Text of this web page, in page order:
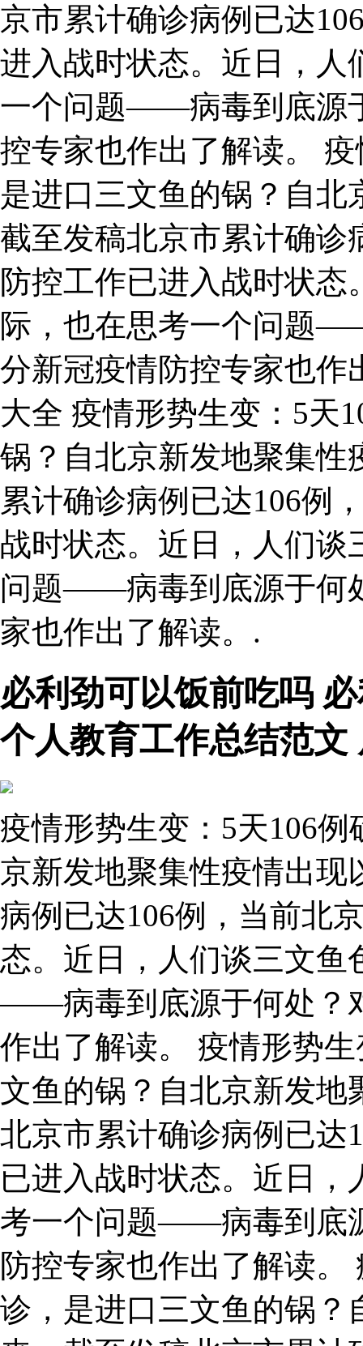
京市累计确诊病例已达
进入战时状态。近日，人
一个问题——病毒到底源
控专家也作出了解读。
是进口三文鱼的锅？自
截至发稿北京市累计确诊
防控工作已进入战时状
际，也在思考一个问题
分新冠疫情防控专家也作
大全 疫情形势生变：5天
锅？自北京新发地聚集性
累计确诊病例已达106例
战时状态。近日，人们谈
问题——病毒到底源于何
家也作出了解读。.
必利劲可以饭前吃吗
个人教育工作总结范文
疫情形势生变：5天106
京新发地聚集性疫情出现
病例已达106例，当前北
态。近日，人们谈三文鱼
——病毒到底源于何处？
作出了解读。 疫情形势
文鱼的锅？自北京新发地
北京市累计确诊病例已达
已进入战时状态。近日
考一个问题——病毒到底
防控专家也作出了解读。
诊，是进口三文鱼的锅？